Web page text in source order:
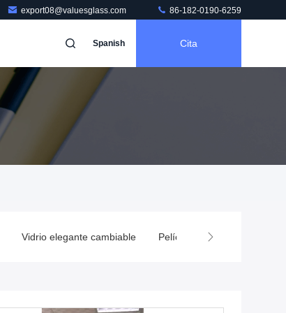
export08@valuesglass.com 86-182-0190-6259
Spanish Cita
Vidrio elegante cambiable Película inteligente